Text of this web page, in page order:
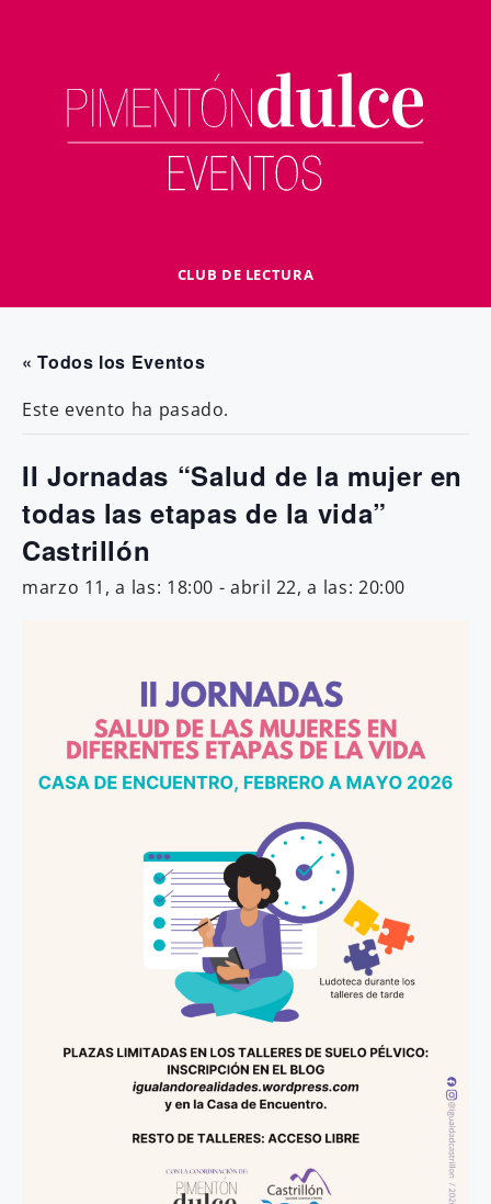
CLUB DE LECTURA
« Todos los Eventos
Este evento ha pasado.
II Jornadas “Salud de la mujer en
todas las etapas de la vida”
Castrillón
marzo 11, a las: 18:00 -abril 22, a las: 20:00